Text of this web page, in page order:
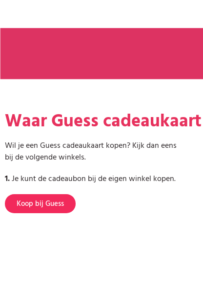
Waar Guess
Wil je een Guess cadeaukaart kopen? Kijk dan eens
bij de volgende winkels.
1.Je kunt de cadeaubon bij de eigen winkel kopen.
Koop bij Guess